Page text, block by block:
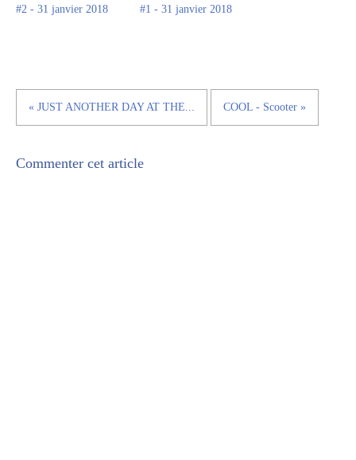
#2 - 31 janvier 2018
#1 - 31 janvier 2018
« JUST ANOTHER DAY AT THE... COOL - Scooter »
Commenter cet article